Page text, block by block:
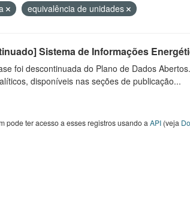
equivalência de unidades
Sistema de Informações
foi descontinuada do Plano de Dados
disponíveis nas seções de publicação...
pode ter acesso a esses registros usando a API(veja